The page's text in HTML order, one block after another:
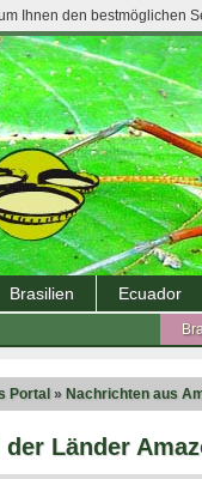
Brasilien Ecuador
Portal » Nachrichten aus
Länder
Ihnen den bestmöglichen